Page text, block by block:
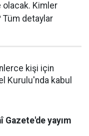
olacak. Kimler
Tüm detaylar
kişi için
Kurulu'nda kabul
Gazete'de yayım